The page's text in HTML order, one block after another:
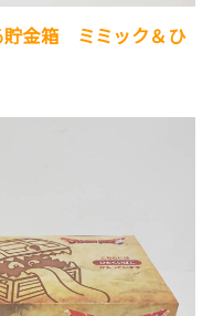
金箱 ミミック＆ひ